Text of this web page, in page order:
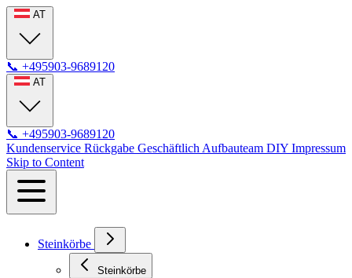
AT
📞 +495903-9689120
AT
📞 +495903-9689120
Kundenservice Rückgabe Geschäftlich Aufbauteam DIY Impressum
Skip to Content
Steinkörbe
Steinkörbe